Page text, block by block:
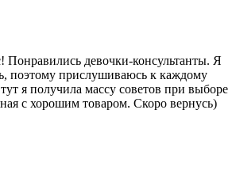
девочки-консультанты. Я
поэтому прислушиваюсь к каждому
я получила массу советов при выборе
с хорошим товаром. Скоро вернусь)